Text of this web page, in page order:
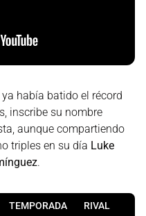
ya había batido el récord
inscribe su nombre
aunque compartiendo
triples en su día Luke
.
TEMPORADA RIVAL